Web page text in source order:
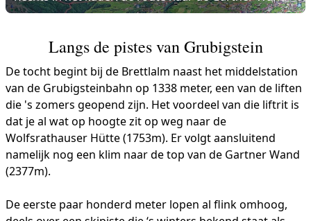
Langs de pistes van Grubigstein
De tocht begint bij de Brettlalm naast het middelstation
van de Grubigsteinbahn op 1338 meter, een van de liften
die 's zomers geopend zijn. Het voordeel van die liftrit is
dat je al wat op hoogte zit op weg naar de
Wolfsrathauser Hütte (1753m). Er volgt aansluitend
namelijk nog een klim naar de top van de Gartner Wand
(2377m).
De eerste paar honderd meter lopen al flink omhoog,